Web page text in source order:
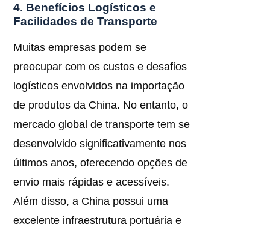
4. Benefícios Logísticos e
Facilidades de Transporte
Muitas empresas podem se
preocupar com os custos e desafios
logísticos envolvidos na importação
de produtos da China. No entanto, o
mercado global de transporte tem se
desenvolvido significativamente nos
últimos anos, oferecendo opções de
envio mais rápidas e acessíveis.
Além disso, a China possui uma
excelente infraestrutura portuária e